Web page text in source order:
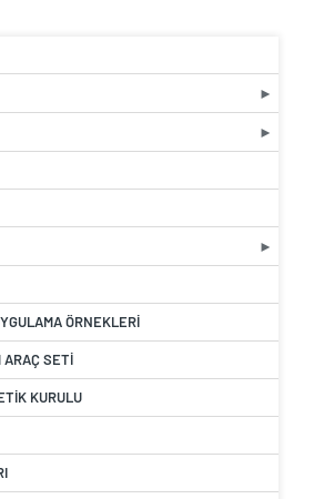
ÖRNEKLERI
ARAÇ SETI
KURULU